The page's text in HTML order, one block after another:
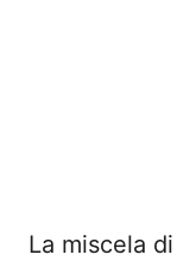
La miscela